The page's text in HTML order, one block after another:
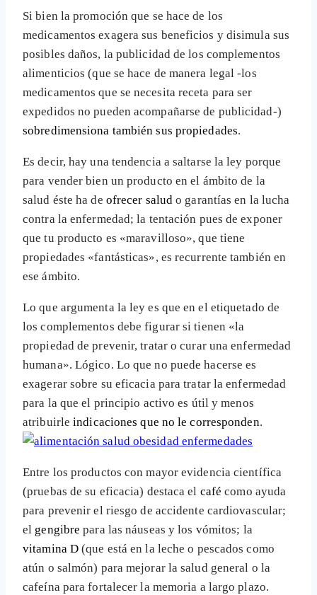
Si bien la promoción que se hace de los
medicamentos exagera sus beneficios y disimula sus
posibles daños, la publicidad de los complementos
alimenticios (que se hace de manera legal -los
medicamentos que se necesita receta para ser
expedidos no pueden acompañarse de publicidad-)
sobredimensiona también sus propiedades.
Es decir, hay una tendencia a saltarse la ley porque
para vender bien un producto en el ámbito de la
salud éste ha de ofrecer salud o garantías en la lucha
contra la enfermedad; la tentación pues de exponer
que tu producto es «maravilloso», que tiene
propiedades «fantásticas», es recurrente también en
ese ámbito.
Lo que argumenta la ley es que en el etiquetado de
los complementos debe figurar si tienen «la
propiedad de prevenir, tratar o curar una enfermedad
humana». Lógico. Lo que no puede hacerse es
exagerar sobre su eficacia para tratar la enfermedad
para la que el principio activo es útil y menos
atribuirleindicaciones que no le corresponden.
Entre los productos con mayor evidencia científica
(pruebas de su eficacia) destaca el café como ayuda
para prevenir el riesgo de accidente cardiovascular;
el gengibre para las náuseas y los vómitos; la
vitamina D (que está en la leche o pescados como
atún o salmón) para mejorar la salud general o la
cafeína para fortalecer la memoria a largo plazo.